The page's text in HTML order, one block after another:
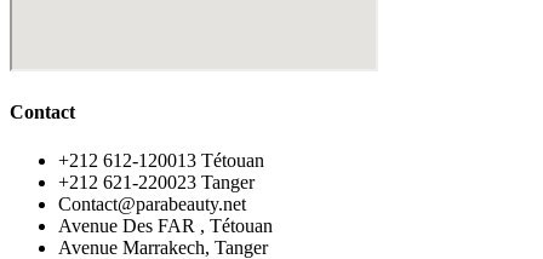
Contact
‪+212 612-120013 Tétouan
‪+212 621-220023 Tanger
Contact@parabeauty.net
Avenue Des FAR , Tétouan
Avenue Marrakech, Tanger